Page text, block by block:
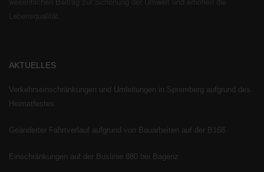
AKTUELLES
Verkehrseinschränkungen und Umleitungen in Spremberg aufgrund des
Heimatfestes
Geänderter Fahrtverlauf aufgrund von Bauarbeiten auf der B168
Einschränkungen auf der Buslinie 880 bei Bagenz